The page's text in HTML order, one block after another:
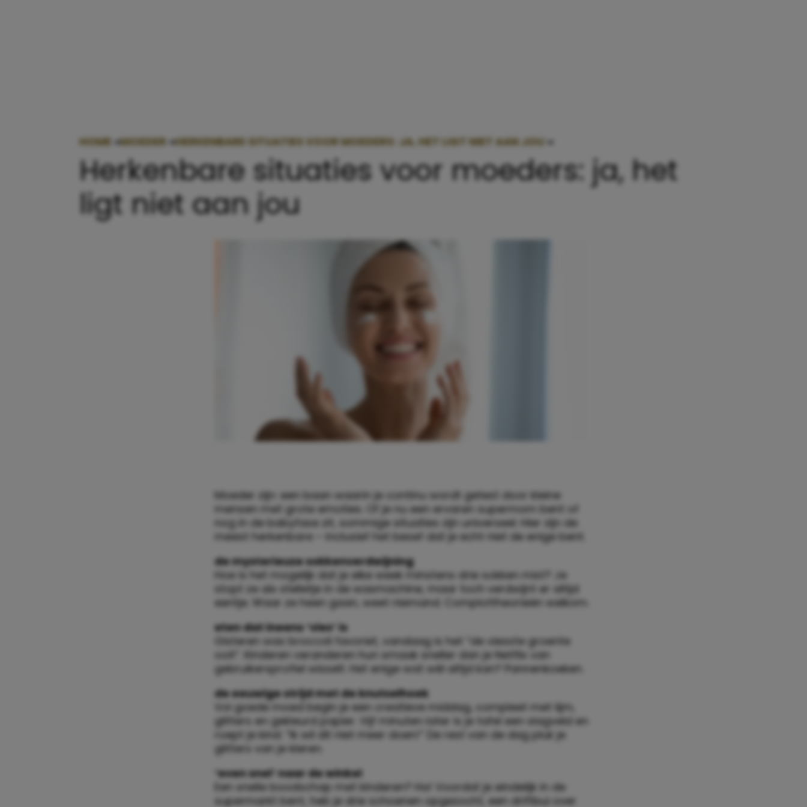
HOME »MOEDER »HERKENBARE SITUATIES VOOR MOEDERS: JA, HET LIGT NIET AAN JOU »
Herkenbare situaties voor moeders: ja, het
ligt niet aan jou
Moeder zijn: een baan waarin je continu wordt getest door kleine
mensen met grote emoties. Of je nu een ervaren supermom bent of
nog in de babyfase zit, sommige situaties zijn universeel. Hier zijn de
meest herkenbare – inclusief het besef dat je echt niet de enige bent.
de mysterieuze sokkenverdwijning
Hoe is het mogelijk dat je elke week minstens drie sokken mist? Je
stopt ze als stelletje in de wasmachine, maar toch verdwijnt er altijd
eentje. Waar ze heen gaan, weet niemand. Complottheorieën welkom.
eten dat ineens ‘vies’ is
Gisteren was broccoli favoriet, vandaag is het “de viesste groente
ooit”. Kinderen veranderen hun smaak sneller dan je Netflix van
gebruikersprofiel wisselt. Het enige wat wél altijd kan? Pannenkoeken.
de eeuwige strijd met de knutselhoek
Vol goede moed begin je een creatieve middag, compleet met lijm,
glitters en gekleurd papier. Vijf minuten later is je tafel een slagveld en
roept je kind: “Ik wil dit niet meer doen!” De rest van de dag pluk je
glitters van je kleren.
‘even snel’ naar de winkel
Een snelle boodschap met kinderen? Ha! Voordat je eindelijk in de
supermarkt bent, heb je drie schoenen opgezocht, een driftbui over